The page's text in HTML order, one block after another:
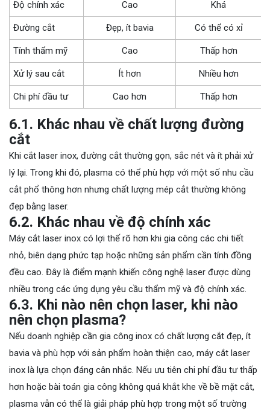
Độ chính xác Cao Khá
Đường cắt Đẹp, ít bavia Có thể có xỉ
Tính thẩm mỹ Cao Thấp hơn
Xử lý sau cắt Ít hơn Nhiều hơn
Chi phí đầu tư Cao hơn Thấp hơn
6.1. Khác nhau về chất lượng đường
cắt
Khi cắt laser inox, đường cắt thường gọn, sắc nét và ít phải xử
lý lại. Trong khi đó, plasma có thể phù hợp với một số nhu cầu
cắt phổ thông hơn nhưng chất lượng mép cắt thường không
đẹp bằng laser.
6.2. Khác nhau về độ chính xác
Máy cắt laser inox có lợi thế rõ hơn khi gia công các chi tiết
nhỏ, biên dạng phức tạp hoặc những sản phẩm cần tính đồng
đều cao. Đây là điểm mạnh khiến công nghệ laser được dùng
nhiều trong các ứng dụng yêu cầu thẩm mỹ và độ chính xác.
6.3. Khi nào nên chọn laser, khi nào
nên chọn plasma?
Nếu doanh nghiệp cần gia công inox có chất lượng cắt đẹp, ít
bavia và phù hợp với sản phẩm hoàn thiện cao, máy cắt laser
inox là lựa chọn đáng cân nhắc. Nếu ưu tiên chi phí đầu tư thấp
hơn hoặc bài toán gia công không quá khắt khe về bề mặt cắt,
plasma vẫn có thể là giải pháp phù hợp trong một số trường